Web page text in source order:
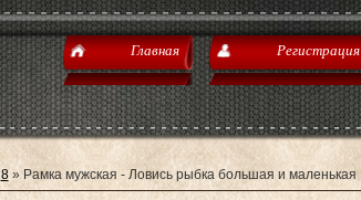
Главная Регистрация
8» Рамка мужская - Ловись рыбка большая и маленькая